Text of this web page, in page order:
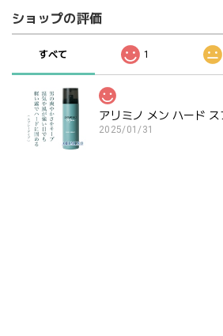
ショップの評価
すべて 1
アリミノ メン ハード
2025/01/31